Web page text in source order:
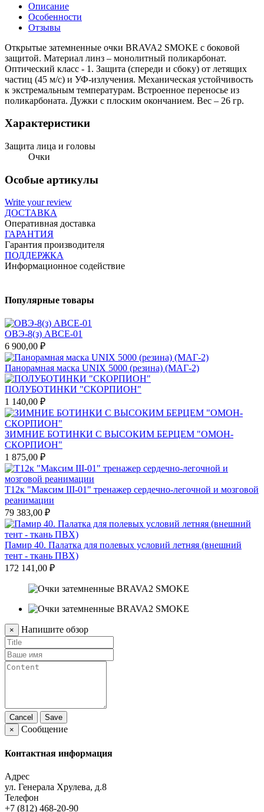
Описание
Особенности
Отзывы
Открытые затемненные очки BRAVA2 SMOKE с боковой
защитой. Материал линз – монолитный поликарбонат.
Оптический класс - 1. Защита (спереди и сбоку) от летящих
частиц (45 м/с) и УФ-излучения. Механическая устойчивость
к экстремальным температурам. Встроенное переносье из
поликарбоната. Дужки с плоским окончанием. Вес – 26 гр.
Характеристики
Защита лица и головы
Очки
Особые артикулы
Write your review
ДОСТАВКА
Оперативная доставка
ГАРАНТИЯ
Гарантия производителя
ПОДДЕРЖКА
Информационное содействие
Популярные товары
ОВЭ-8(з) АВCЕ-01
6 900,00 ₽
Панорамная маска UNIX 5000 (резина) (МАГ-2)
ПОЛУБОТИНКИ "СКОРПИОН"
1 140,00 ₽
ЗИМНИЕ БОТИНКИ С ВЫСОКИМ БЕРЦЕМ "ОМОН-
СКОРПИОН"
1 875,00 ₽
Т12к "Максим III-01" тренажер сердечно-легочной и мозговой
реанимации
79 383,00 ₽
Памир 40. Палатка для полевых условий летняя (внешний
тент - ткань ПВХ)
172 141,00 ₽
× Напишите обзор
Cancel
Save
×
Сообщение
Контактная информация
Адрес
ул. Генерала Хрулева, д.8
Телефон
+7 (812) 468-20-90